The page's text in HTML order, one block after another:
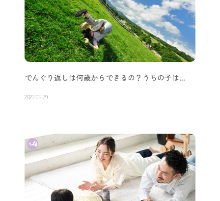
でんぐり返しは何歳からできるの？うちの子は…
2023.05.29